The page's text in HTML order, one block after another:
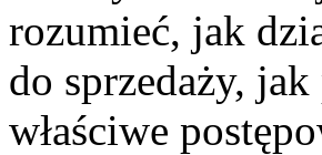
rozumieć, jak
do sprzedaży,
właściwe